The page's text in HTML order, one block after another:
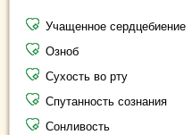
Учащенное сердцебиение
Озноб
Сухость во рту
Спутанность сознания
Сонливость